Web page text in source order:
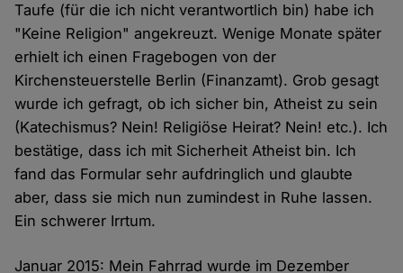
Taufe (für die ich nicht verantwortlich bin) habe ich
"Keine Religion" angekreuzt. Wenige Monate später
erhielt ich einen Fragebogen von der
Kirchensteuerstelle Berlin (Finanzamt). Grob gesagt
wurde ich gefragt, ob ich sicher bin, Atheist zu sein
(Katechismus? Nein! Religiöse Heirat? Nein! etc.). Ich
bestätige, dass ich mit Sicherheit Atheist bin. Ich
fand das Formular sehr aufdringlich und glaubte
aber, dass sie mich nun zumindest in Ruhe lassen.
Ein schwerer Irrtum.
Januar 2015: Mein Fahrrad wurde im Dezember